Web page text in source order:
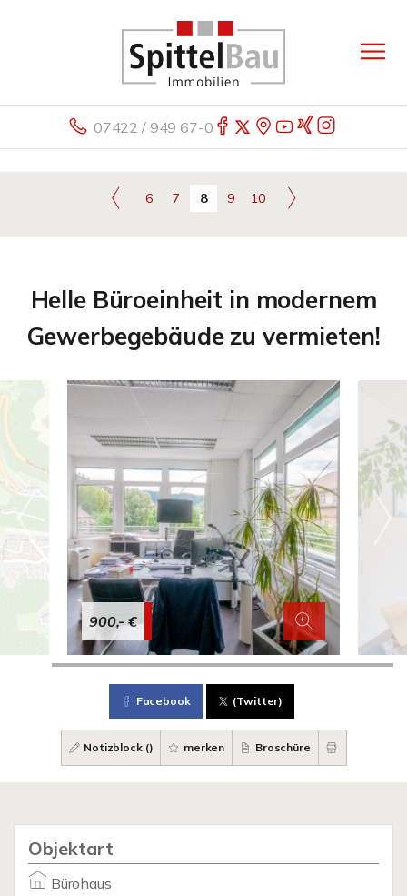
07422 / 949 67-0
6 7 8 9 10
Helle Büroeinheit in modernem
Gewerbegebäude zu vermieten!
900,- €
Facebook (Twitter)
Notizblock () merken Broschüre
Objektart
Bürohaus